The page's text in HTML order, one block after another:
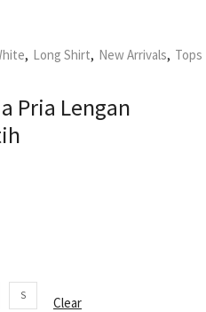
, Long Shirt, New Arrivals, Tops
Pria Lengan
S Clear